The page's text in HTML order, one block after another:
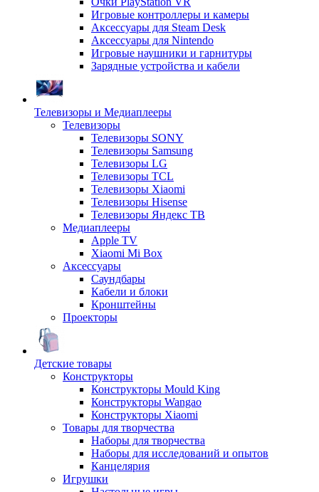
Игровые контроллеры и камеры
Аксессуары для Steam Desk
Аксессуары для Nintendo
Игровые наушники и гарнитуры
Зарядные устройства и кабели
Телевизоры и Медиаплееры
Телевизоры
Телевизоры SONY
Телевизоры Samsung
Телевизоры LG
Телевизоры TCL
Телевизоры Xiaomi
Телевизоры Hisense
Телевизоры Яндекс ТВ
Медиаплееры
Apple TV
Xiaomi Mi Box
Аксессуары
Саундбары
Кабели и блоки
Кронштейны
Проекторы
Детские товары
Конструкторы
Конструкторы Mould King
Конструкторы Wangao
Конструкторы Xiaomi
Товары для творчества
Наборы для творчества
Наборы для исследований и опытов
Канцелярия
Игрушки